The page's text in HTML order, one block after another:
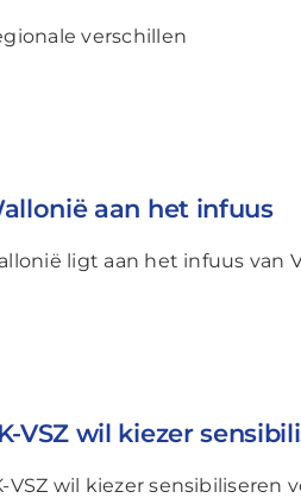
verschillen
aan het infuus
ligt aan het infuus van
VSZ wil kiezer
VSZ wil kiezer sensibiliseren